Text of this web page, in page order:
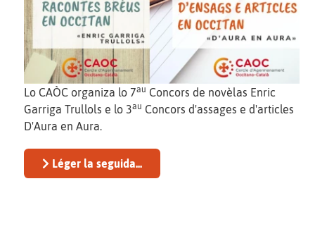
Lo CAÒC organiza lo 7au Concors de novèlas Enric
Garriga Trullols e lo 3au Concors d'assages e d'articles
D'Aura en Aura.
Léger la seguida...